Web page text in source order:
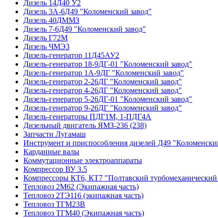
Дизель 14Д40 У2
Дизель 3А-6Д49 "Коломенский завод"
Дизель 40ДММЗ
Дизель 7-6Д49 "Коломенский завод"
Дизель Г72М
Дизель ЧМЭ3
Дизель-генератор 11Д45АУ2
Дизель-генератор 18-9ДГ-01 "Коломенский завод"
Дизель-генератор 1А-9ДГ "Коломенский завод"
Дизель-генератор 2-26ДГ "Коломенский завод"
Дизель-генератор 4-26ДГ "Коломенский завод"
Дизель-генератор 5-26ДГ-01 "Коломенский завод"
Дизель-генератор 9-26ДГ "Коломенский завод"
Дизель-генераторы ПДГ1М, 1-ПДГ4А
Дизельный двигатель ЯМЗ-236 (238)
Запчасти Лугамаш
Инструмент и приспособления дизелей Д49
Карданные валы
Коммутационные электроаппараты
Компрессор ВУ 3.5
Компрессоры КТ6, КТ7 "Полтавский турбомеханический
Тепловоз 2М62 (Экипажная часть)
Тепловоз 2ТЭ116 (экипажная часть)
Тепловоз ТГМ23В
Тепловоз ТГМ40 (Экипажная часть)